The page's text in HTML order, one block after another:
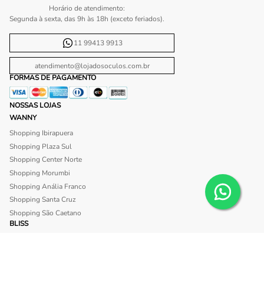
Horário de atendimento:
Segunda à sexta, das 9h às 18h (exceto feriados).
11 99413 9913
atendimento@lojadosoculos.com.br
FORMAS DE PAGAMENTO
NOSSAS LOJAS
WANNY
Shopping Ibirapuera
Shopping Plaza Sul
Shopping Center Norte
Shopping Morumbi
Shopping Anália Franco
Shopping Santa Cruz
Shopping São Caetano
BLISS